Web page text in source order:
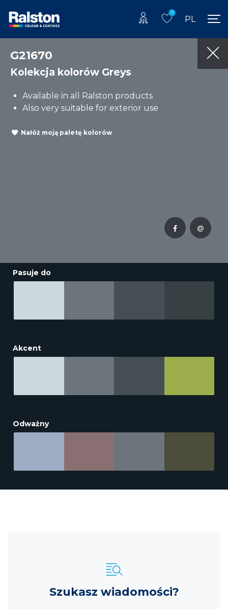
0
PL
G21670
Kolekcja kolorów Greys
Available in all Ralston products
Also very suitable for exterior use
Nałóż moją paletę kolorów
Pasuje do
Akcent
Odważny
Szukasz wiadomości?